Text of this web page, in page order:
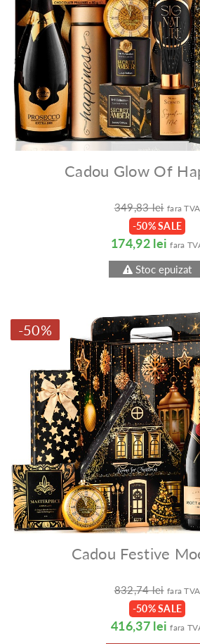
Cadou Glow Of
349,83 lei fara TVA
-50% SALE
174,92 lei fara
Stoc epuizat
-50%
Cadou Festive
832,74 lei fara TVA
-50% SALE
416,37 lei fara